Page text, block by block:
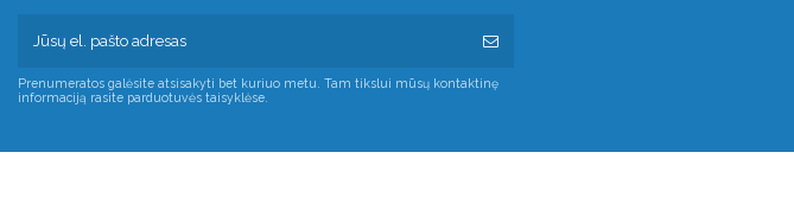
Prenumeratos galėsite atsisakyti bet kuriuo metu. Tam tikslui mūsų kontaktinę
informaciją rasite parduotuvės taisyklėse.